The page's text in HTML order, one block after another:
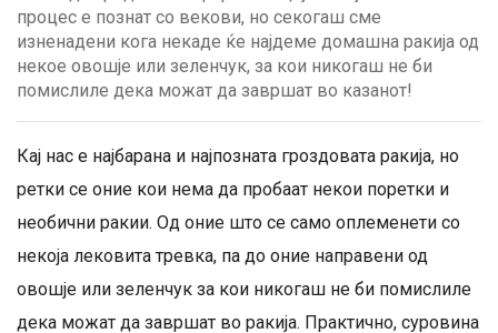
процес е познат со векови, но секогаш сме
изненадени кога некаде ќе најдеме домашна ракија од
некое овошје или зеленчук, за кои никогаш не би
помислиле дека можат да завршат во казанот!
Кај нас е најбарана и најпозната гроздовата ракија, но
ретки се оние кои нема да пробаат некои поретки и
необични ракии. Од оние што се само оплеменети со
некоја лековита тревка, па до оние направени од
овошје или зеленчук за кои никогаш не би помислиле
дека можат да завршат во ракија. Практично, суровина